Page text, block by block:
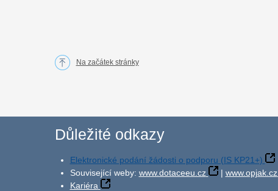
Na začátek stránky
Důležité odkazy
Elektronické podání žádosti o podporu (IS KP21+)
Související weby: www.dotaceeu.cz | www.opjak.cz
Kariéra